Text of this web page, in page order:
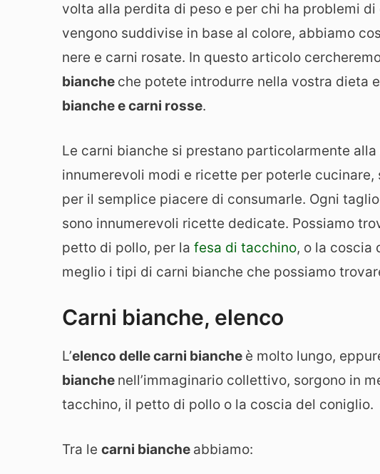
volta alla perdita di peso e per chi ha problemi
vengono suddivise in base al colore, abbiamo
nere e carni rosate. In questo articolo
bianche che potete introdurre nella vostra dieta
bianche e carni rosse.
Le carni bianche si prestano particolarmente
innumerevoli modi e ricette per poterle
per il semplice piacere di consumarle. Ogni
sono innumerevoli ricette dedicate. Possiamo
petto di pollo, per la fesa di tacchino, o la coscia
meglio i tipi di carni bianche che possiamo
Carni bianche, elenco
L’elenco delle carni bianche è molto lungo,
bianche nell’immaginario collettivo, sorgono in
tacchino, il petto di pollo o la coscia del coniglio.
Tra le carni bianche abbiamo: